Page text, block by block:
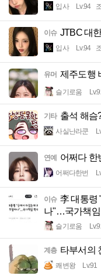
입사 Lv.94
이슈 JTBC 대
입사 Lv.94
유머 제주도행
슬기로움
기타 출석 해슴
사실난라쿤
연예 어쩌다 한
어쩌다한번
이슈 李 대통령
나"…국가책임
슬기로움
계층 타부서의
쾌변왕 Lv.91